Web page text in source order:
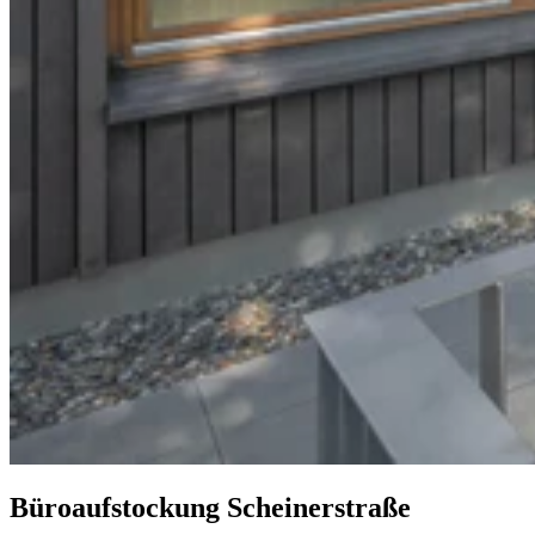
Büroaufstockung Scheinerstraße